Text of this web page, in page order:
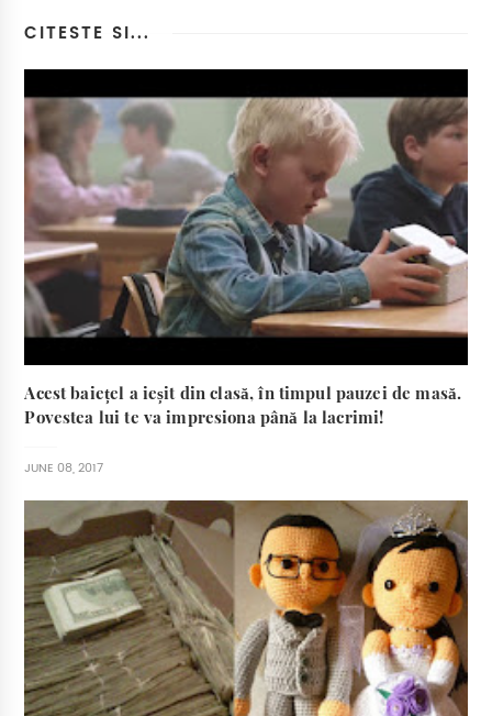
CITESTE SI...
Acest baiețel a ieșit din clasă, în timpul pauzei de masă.
Povestea lui te va impresiona până la lacrimi!
JUNE 08, 2017